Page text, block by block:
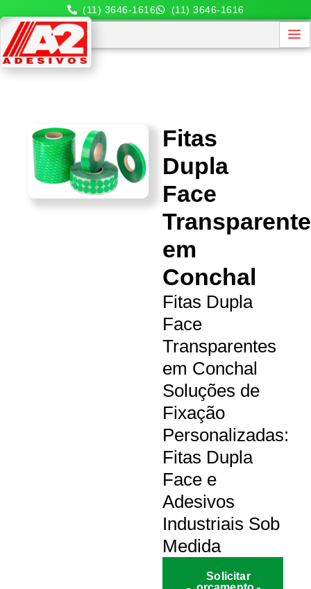
(11) 3646-1616 (11) 3646-1616
Fitas
Dupla
Face
em
Conchal
Fitas Dupla
Face
Transparentes
em Conchal
Soluções de
Fixação
Personalizadas:
Fitas Dupla
Face e
Adesivos
Industriais Sob
Medida
Solicitar